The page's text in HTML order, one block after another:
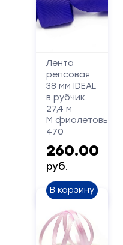
Лента
репсовая
38 мм IDEAL
в рубчик
27,4 м
М фиолетовый
470
260.00
руб.
В корзину